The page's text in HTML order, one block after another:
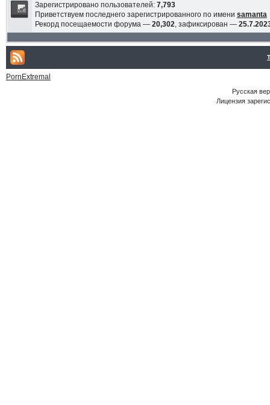
Зарегистрировано пользователей: 7,793
Приветствуем последнего зарегистрированного по имени samanta
Рекорд посещаемости форума — 20,302, зафиксирован —
PornExtremal
Русская
Лицензия